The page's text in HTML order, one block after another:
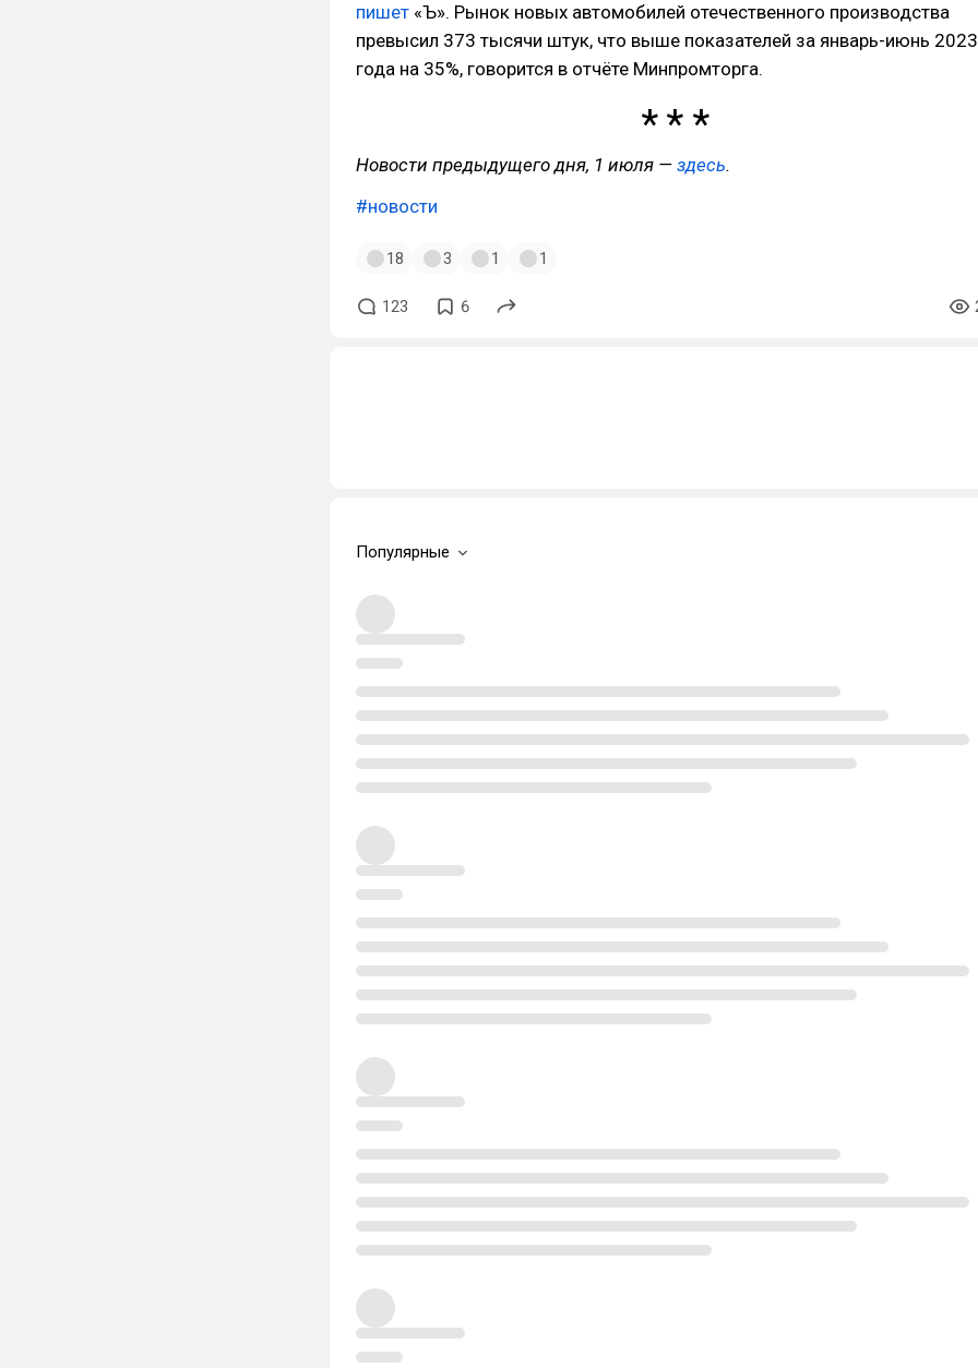
пишет «Ъ». Рынок новых автомобилей отечественного производства
превысил 373 тысячи штук, что выше показателей за январь-июнь 2023
года на 35%, говорится в отчёте Минпромторга.
Новости предыдущего дня, 1 июля — здесь.
#новости
18 3 1 1
123 6
Популярные